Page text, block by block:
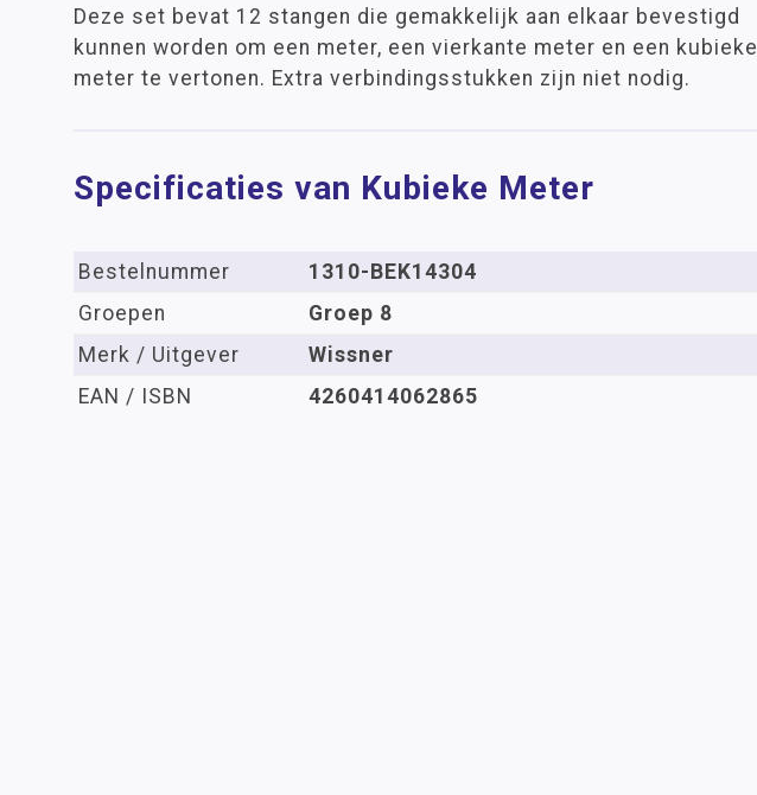
Deze set bevat 12 stangen die gemakkelijk aan elkaar bevestigd
kunnen worden om een meter, een vierkante meter en een kubieke
meter te vertonen. Extra verbindingsstukken zijn niet nodig.
Specificaties van Kubieke Meter
Bestelnummer
1310-BEK14304
Groepen
Groep 8
Merk / Uitgever
Wissner
EAN / ISBN
4260414062865